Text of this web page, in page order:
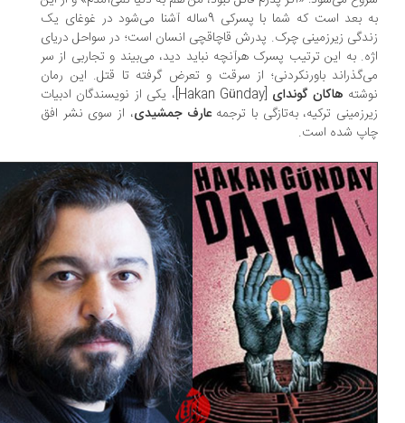
به بعد است که شما با پسرکی 9ساله آشنا می‌شود در غوغای یک
زیرزمینی چرک. پدرش قاچاقچی انسان است؛ در سواحل دریای
به این ترتیب پسرک هرآنچه نباید دید، می‌بیند و تجاربی از سر
باورنکردنی؛ از سرقت و تعرض گرفته تا قتل. این رمان
هاکان گوندای
[Hakan Günday]، یکی از نویسندگان ادبیات
ترکیه، به‌تازگی با ترجمهعارف جمشیدی، از سوی نشر افق
شده است.